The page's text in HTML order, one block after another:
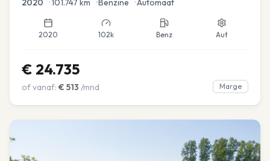
2020 •101.747 km •Benzine •Automaat
2020 102k Benz Aut
€ 24.735
of vanaf: € 513 /mnd Marge